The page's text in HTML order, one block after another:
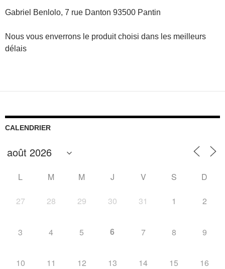
Gabriel Benlolo, 7 rue Danton 93500 Pantin
Nous vous enverrons le produit choisi dans les meilleurs
délais
CALENDRIER
L M M J V S D
27 28 29 30 31 1 2
3 4 5 6 7 8 9
10 11 12 13 14 15 16